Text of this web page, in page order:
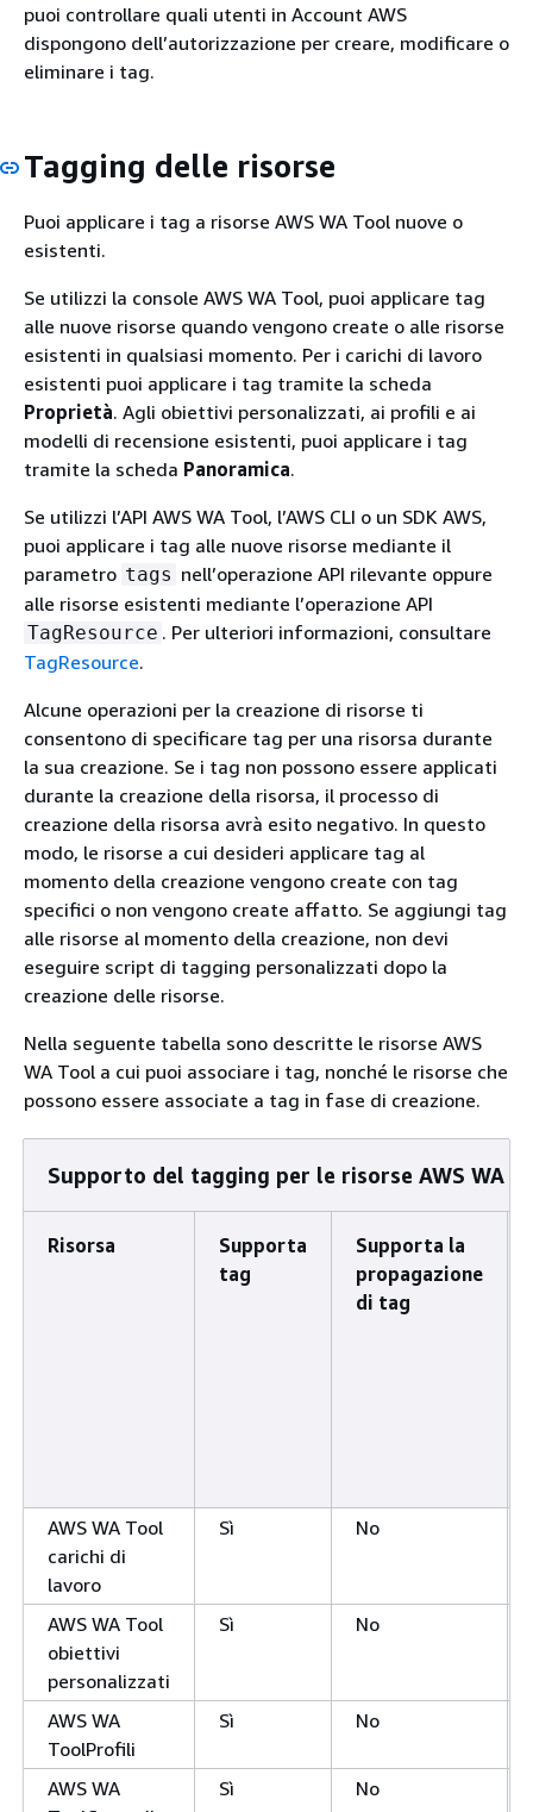
puoi controllare quali utenti in Account AWS
dispongono dell’autorizzazione per creare, modificare o
eliminare i tag.
Tagging delle risorse
Puoi applicare i tag a risorse AWS WA Tool nuove o
esistenti.
Se utilizzi la console AWS WA Tool, puoi applicare tag
alle nuove risorse quando vengono create o alle risorse
esistenti in qualsiasi momento. Per i carichi di lavoro
esistenti puoi applicare i tag tramite la scheda
Proprietà. Agli obiettivi personalizzati, ai profili e ai
modelli di recensione esistenti, puoi applicare i tag
tramite la scheda Panoramica.
Se utilizzi l’API AWS WA Tool, l’AWS CLI o un SDK AWS,
puoi applicare i tag alle nuove risorse mediante il
parametro tags nell’operazione API rilevante oppure
alle risorse esistenti mediante l’operazione API
TagResource . Per ulteriori informazioni, consultare
TagResource.
Alcune operazioni per la creazione di risorse ti
consentono di specificare tag per una risorsa durante
la sua creazione. Se i tag non possono essere applicati
durante la creazione della risorsa, il processo di
creazione della risorsa avrà esito negativo. In questo
modo, le risorse a cui desideri applicare tag al
momento della creazione vengono create con tag
specifici o non vengono create affatto. Se aggiungi tag
alle risorse al momento della creazione, non devi
eseguire script di tagging personalizzati dopo la
creazione delle risorse.
Nella seguente tabella sono descritte le risorse AWS
WA Tool a cui puoi associare i tag, nonché le risorse che
possono essere associate a tag in fase di creazione.
Supporto del tagging per le risorse AWS WA
Risorsa
Supporta
tag
Supporta la
propagazione
di tag
AWS WA Tool
carichi di
lavoro
Sì No
AWS WA Tool
obiettivi
personalizzati
Sì No
AWS WA
ToolProfili
Sì No
AWS WA
Sì No